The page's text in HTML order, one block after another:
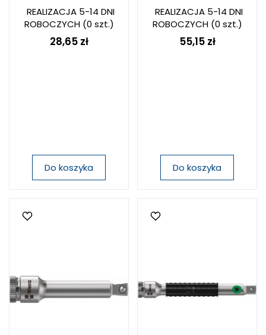
REALIZACJA 5-14 DNI
ROBOCZYCH(0 szt.)
28,65 zł
Do koszyka
REALIZACJA 5-14 DNI
ROBOCZYCH(0 szt.)
55,15 zł
Do koszyka